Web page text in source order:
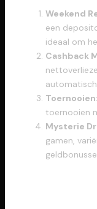
Weekend
een
ideaal om
Cashback
Toernooien:
toernooien
Mysterie
gamen,